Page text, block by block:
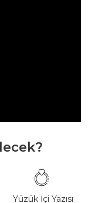
Yüzük İçi Yazısı